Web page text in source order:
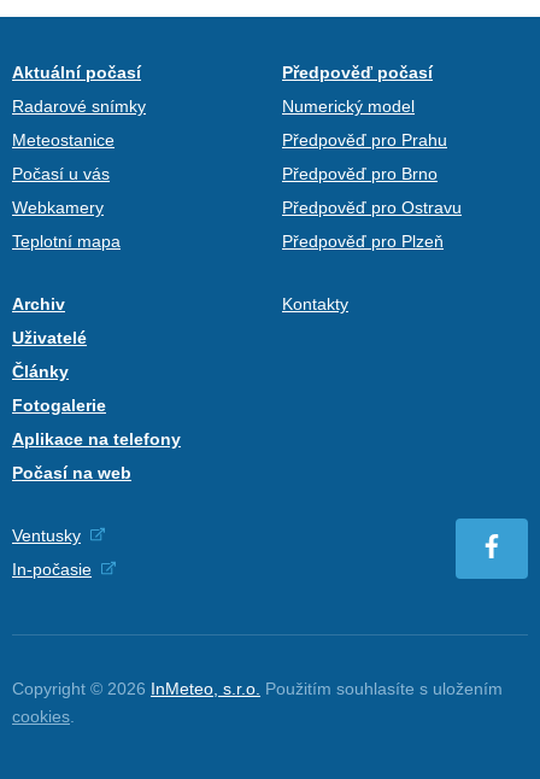
Aktuální počasí
Radarové snímky
Meteostanice
Počasí u vás
Webkamery
Teplotní mapa
Předpověď počasí
Numerický model
Předpověď pro Prahu
Předpověď pro Brno
Předpověď pro Ostravu
Předpověď pro Plzeň
Archiv
Uživatelé
Články
Fotogalerie
Aplikace na telefony
Počasí na web
Kontakty
Ventusky
In-počasie
Copyright © 2026 InMeteo, s.r.o. Použitím souhlasíte s uložením
cookies.